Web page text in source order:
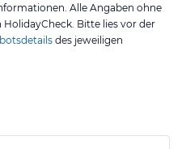
Alle Angaben ohne
Bitte lies vor der
des jeweiligen